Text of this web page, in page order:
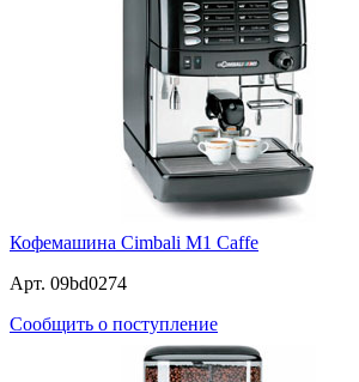
Кофемашина Cimbali M1 Caffe
Арт. 09bd0274
Сообщить о поступление